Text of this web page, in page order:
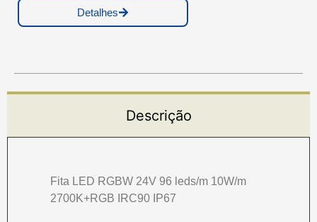
Detalhes
Descrição
Fita LED RGBW 24V 96 leds/m 10W/m
2700K+RGB IRC90 IP67